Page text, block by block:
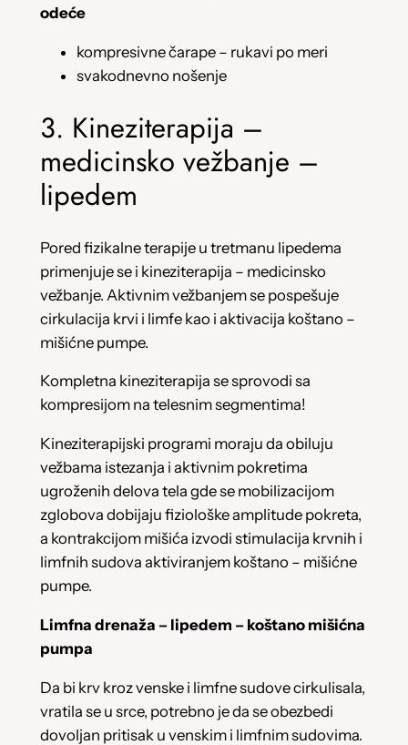
odeće
kompresivne čarape – rukavi po meri
svakodnevno nošenje
3. Kineziterapija –
medicinsko vežbanje –
lipedem
Pored fizikalne terapije u tretmanu lipedema
primenjuje se i kineziterapija – medicinsko
vežbanje. Aktivnim vežbanjem se pospešuje
cirkulacija krvi i limfe kao i aktivacija koštano –
mišićne pumpe.
Kompletna kineziterapija se sprovodi sa
kompresijom na telesnim segmentima!
Kineziterapijski programi moraju da obiluju
vežbama istezanja i aktivnim pokretima
ugroženih delova tela gde se mobilizacijom
zglobova dobijaju fiziološke amplitude pokreta,
a kontrakcijom mišića izvodi stimulacija krvnih i
limfnih sudova aktiviranjem koštano – mišićne
pumpe.
Limfna drenaža – lipedem – koštano mišićna
pumpa
Da bi krv kroz venske i limfne sudove cirkulisala,
vratila se u srce, potrebno je da se obezbedi
dovoljan pritisak u venskim i limfnim sudovima.